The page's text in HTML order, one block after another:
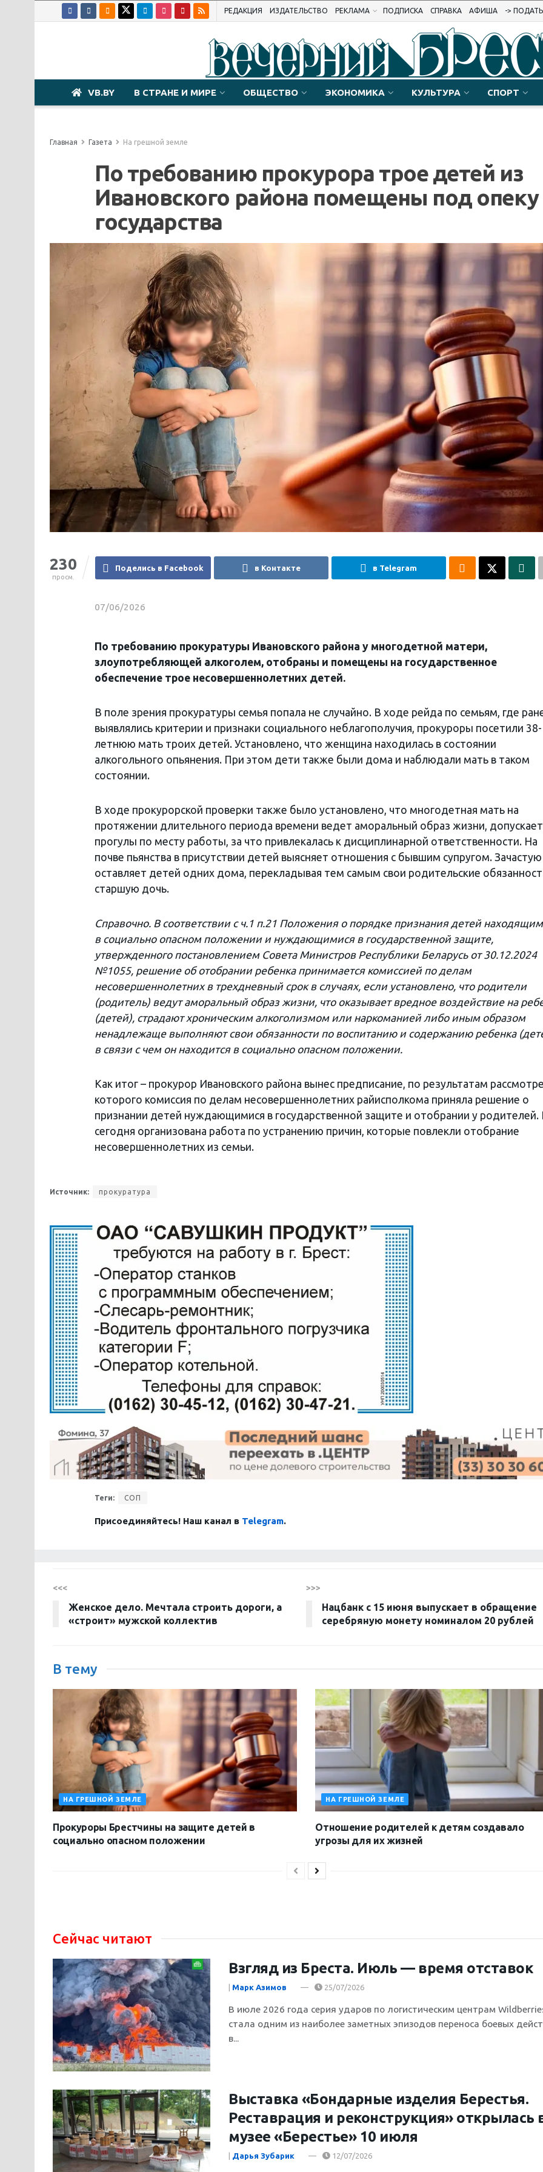
РЕДАКЦИЯ ИЗДАТЕЛЬСТВО РЕКЛАМА ПОДПИСКА СПРАВКА АФИША ->
VB.BY В СТРАНЕ И МИРЕ ОБЩЕСТВО ЭКОНОМИКА КУЛЬТУРА СПОРТ
Главная Газета На грешной земле
По требованию прокурора трое детей из
Ивановского района помещены под опеку
государства
230
просм.
Поделись в Facebook в Контакте в Telegram
07/06/2026
По требованию прокуратуры Ивановского района у многодетной матери,
злоупотребляющей алкоголем, отобраны и помещены на государственное
обеспечение трое несовершеннолетних детей.
В поле зрения прокуратуры семья попала не случайно. В ходе рейда по семьям, где
выявлялись критерии и признаки социального неблагополучия, прокуроры посетили 38-
летнюю мать троих детей. Установлено, что женщина находилась в состоянии
алкогольного опьянения. При этом дети также были дома и наблюдали мать в таком
состоянии.
В ходе прокурорской проверки также было установлено, что многодетная мать на
протяжении длительного периода времени ведет аморальный образ жизни, допускает
прогулы по месту работы, за что привлекалась к дисциплинарной ответственности. На
почве пьянства в присутствии детей выясняет отношения с бывшим супругом. Зачастую
оставляет детей одних дома, перекладывая тем самым свои родительские
старшую дочь.
Справочно. В соответствии с ч.1 п.21 Положения о порядке признания детей
в социально опасном положении и нуждающимися в государственной защите,
утвержденного постановлением Совета Министров Республики Беларусь от 30.12.2024
№1055, решение об отобрании ребенка принимается комиссией по делам
несовершеннолетних в трехдневный срок в случаях, если установлено, что родители
(родитель) ведут аморальный образ жизни, что оказывает вредное воздействие на
(детей), страдают хроническим алкоголизмом или наркоманией либо иным образом
ненадлежаще выполняют свои обязанности по воспитанию и содержанию ребенка
в связи с чем он находится в социально опасном положении.
Как итог – прокурор Ивановского района вынес предписание, по результатам
которого комиссия по делам несовершеннолетних райисполкома приняла решение о
признании детей нуждающимися в государственной защите и отобрании у родителей.
сегодня организована работа по устранению причин, которые повлекли отобрание
несовершеннолетних из семьи.
Источник: прокуратура
Теги: СОП
Присоединяйтесь! Наш канал в Telegram.
<<<
Женское дело. Мечтала строить дороги, а
«строит» мужской коллектив
>>>
Нацбанк с 15 июня выпускает в обращение
серебряную монету номиналом 20 рублей
В тему
НА ГРЕШНОЙ ЗЕМЛЕ
Прокуроры Брестчины на защите детей в
социально опасном положении
НА ГРЕШНОЙ ЗЕМЛЕ
Отношение родителей к детям создавало
угрозы для их жизней
Сейчас читают
Взгляд из Бреста. Июль — время отставок
| Марк Азимов 25/07/2026
В июле 2026 года серия ударов по логистическим центрам
стала одним из наиболее заметных эпизодов переноса боевых
в...
Выставка «Бондарные изделия Берестья.
Реставрация и реконструкция» открылась
музее «Берестье» 10 июля
| Дарья Зубарик 12/07/2026